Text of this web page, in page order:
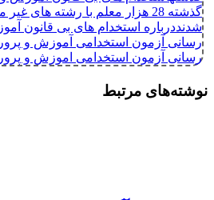
گذشته 28 هزار معلم با رشته های
شدنددرباره استخدام های بی قانون
رسانی آزمون استخدامی آموزش و
رسانی آزمون استخدامی اموزش و
نوشته‌های مرتبط